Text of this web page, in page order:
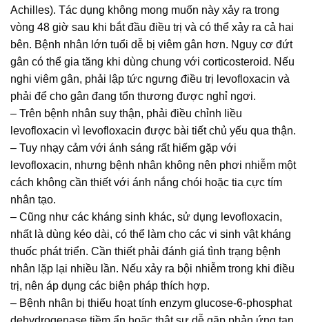
Achilles). Tác dụng không mong muốn này xảy ra trong
vòng 48 giờ sau khi bắt đầu điều trị và có thể xảy ra cả hai
bên. Bệnh nhân lớn tuổi dễ bị viêm gân hơn. Nguy cơ đứt
gân có thể gia tăng khi dùng chung với corticosteroid. Nếu
nghi viêm gân, phải lập tức ngưng điều trị levofloxacin và
phải để cho gân đang tổn thương được nghỉ ngơi.
– Trên bệnh nhân suy thận, phải điều chỉnh liều
levofloxacin vì levofloxacin được bài tiết chủ yếu qua thận.
– Tuy nhạy cảm với ánh sáng rất hiếm gặp với
levofloxacin, nhưng bệnh nhân không nên phơi nhiễm một
cách không cần thiết với ánh nắng chói hoặc tia cực tím
nhân tạo.
– Cũng như các kháng sinh khác, sử dụng levofloxacin,
nhất là dùng kéo dài, có thể làm cho các vi sinh vật kháng
thuốc phát triển. Cần thiết phải đánh giá tình trạng bệnh
nhân lặp lại nhiều lần. Nếu xảy ra bội nhiễm trong khi điều
trị, nên áp dụng các biện pháp thích hợp.
– Bệnh nhân bị thiếu hoạt tính enzym glucose-6-phosphat